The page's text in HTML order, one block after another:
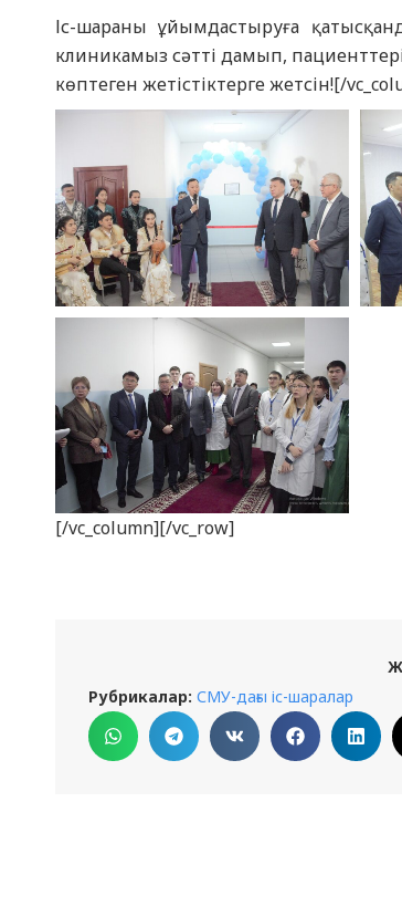
Іс-шараны ұйымдастыруға
клиникамыз сәтті дамып,
көптеген жетістіктерге жетсін![/
[/vc_column][/vc_row]
Рубрикалар: СМУ-дағы іс-шаралар